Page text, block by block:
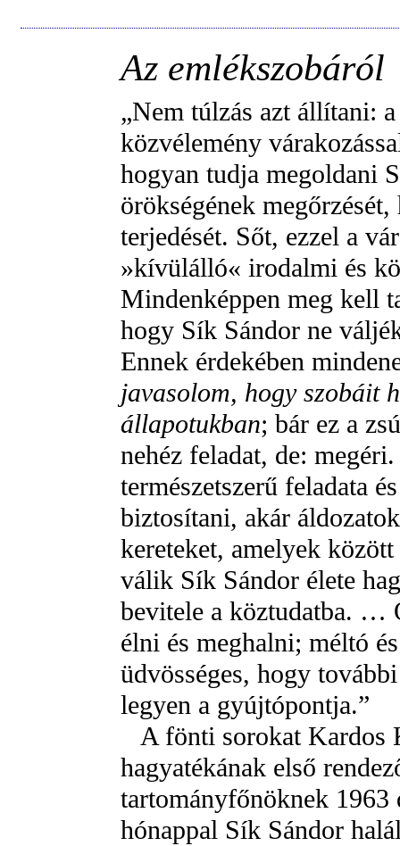
Az emlékszobáról
„Nem túlzás azt állítani:
közvélemény
hogyan tudja megoldani
örökségének
terjedését. Sőt, ezzel a
»kívülálló« irodalmi és
Mindenképpen meg kell
hogy Sík Sándor ne
Ennek érdekében
javasolom, hogy szobáit
állapotukban; bár ez a
nehéz feladat, de:
természetszerű feladata
biztosítani, akár
kereteket, amelyek
válik Sík Sándor élete
bevitele a köztudatba. …
élni és meghalni; méltó
üdvösséges, hogy
legyen a gyújtópontja.”
A fönti sorokat Kardos
hagyatékának első
tartományfőnöknek 1963
hónappal Sík Sándor